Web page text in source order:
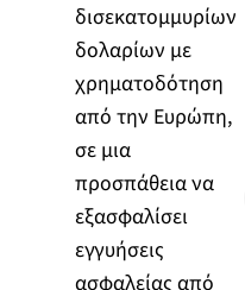
δισεκατομμυρίων
δολαρίων με
χρηματοδότηση
από την Ευρώπη,
σε μια
προσπάθεια να
εξασφαλίσει
εγγυήσεις
ασφαλείας από